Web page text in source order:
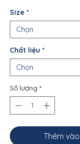
Size *
Chất liệu *
Số lượng *
Thêm